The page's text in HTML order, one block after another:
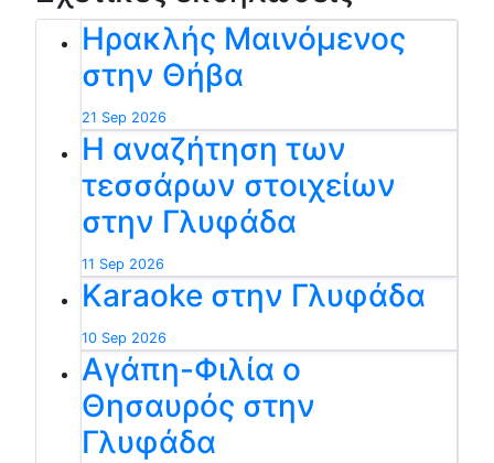
Ηρακλής Μαινόμενος
στην Θήβα
21 Sep 2026
Η αναζήτηση των
τεσσάρων στοιχείων
στην Γλυφάδα
11 Sep 2026
Karaoke στην Γλυφάδα
10 Sep 2026
Αγάπη-Φιλία ο
Θησαυρός στην
Γλυφάδα